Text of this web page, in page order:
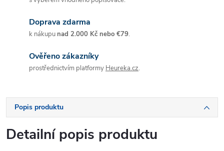
Doprava zdarma
k nákupunad 2.000 Kč nebo €79.
Ověřeno zákazníky
prostřednictvím platformy Heureka.cz.
Popis produktu
Detailní popis produktu